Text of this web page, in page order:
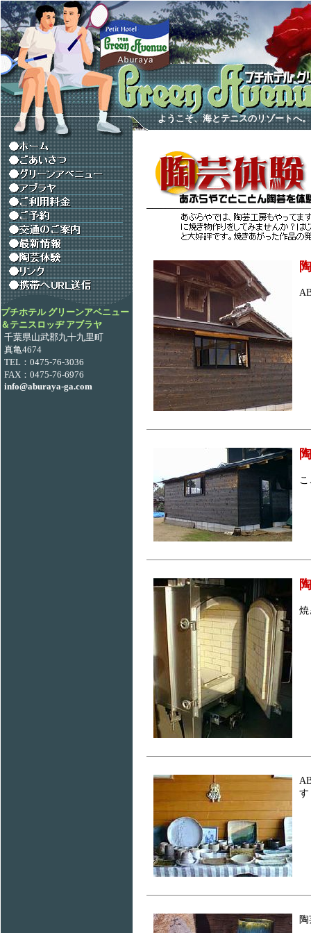
ようこそ、海とテニスのリゾートへ
プチホテル グリーンアベニュー
＆テニスロッヂ アブラヤ
千葉県山武郡九十九里町
真亀4674
TEL：0475-76-3036
FAX：0475-76-6976
info@aburaya-ga.com
焼
す